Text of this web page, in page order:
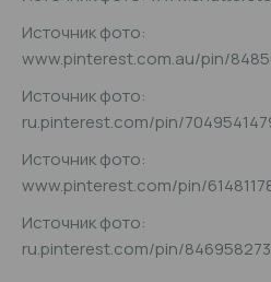
Источник фото:
www.pinterest.com.au/pin/
Источник фото:
ru.pinterest.com/pin/
Источник фото:
www.pinterest.com/pin/
Источник фото:
ru.pinterest.com/pin/